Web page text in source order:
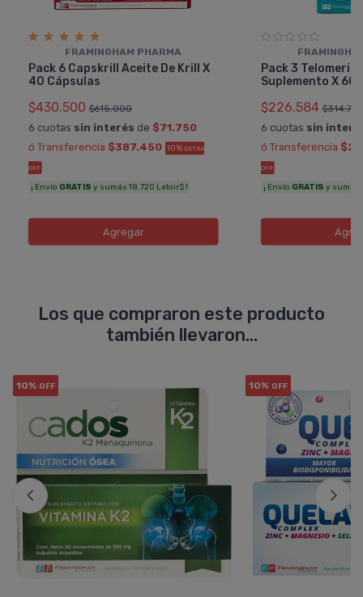
FRAMINGHAM PHARMA
Pack 6 Capskrill Aceite De Krill X
40 Cápsulas
$430.500 $615.000
6 cuotas sin interés de $71.750
ó Transferencia $387.450 10% EXTRA
OFF
¡ Envío GRATIS y sumás 18.720 Leloir$ !
Agregar
Pack 3
Suplemento X 60
$226.584
6 cuotas sin
ó Transferencia
OFF
¡ Envío GRATIS y sumás
Los que compraron este producto
también llevaron...
10% OFF 10% OFF